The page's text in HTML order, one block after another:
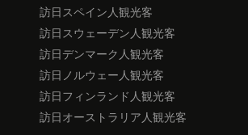
訪日スペイン人観光客
訪日スウェーデン人観光客
訪日デンマーク人観光客
訪日ノルウェー人観光客
訪日フィンランド人観光客
訪日オーストラリア人観光客